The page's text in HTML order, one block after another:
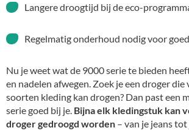
Langere droogtijd bij de eco-
Regelmatig onderhoud nodig voor
Nu je weet wat de 9000 serie te bieden
en nadelen afwegen. Zoek je een droger
soorten kleding kan drogen? Dan past een
serie goed bij je. Bijna elk kledingstuk kan
droger gedroogd worden – van je jeans